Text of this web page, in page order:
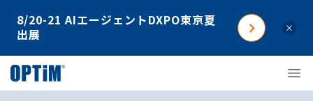
8/20-21 AIエージェントDXPO東京夏
出展
×